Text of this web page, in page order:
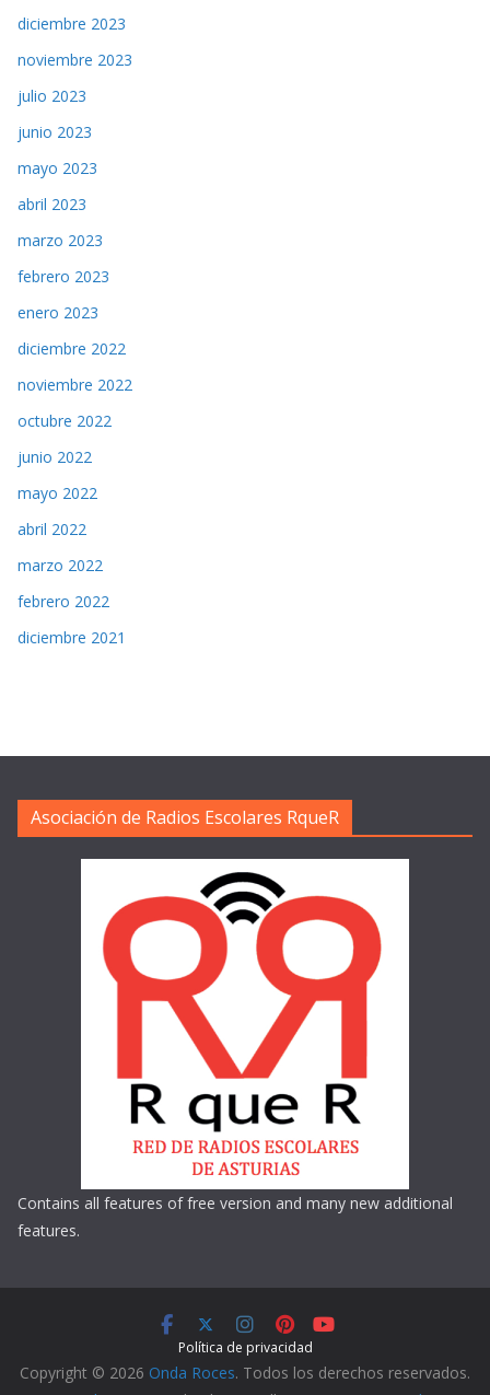
diciembre 2023
noviembre 2023
julio 2023
junio 2023
mayo 2023
abril 2023
marzo 2023
febrero 2023
enero 2023
diciembre 2022
noviembre 2022
octubre 2022
junio 2022
mayo 2022
abril 2022
marzo 2022
febrero 2022
diciembre 2021
Asociación de Radios Escolares RqueR
Contains all features of free version and many new additional
features.
Política de privacidad
Copyright © 2026 Onda Roces. Todos los derechos reservados.